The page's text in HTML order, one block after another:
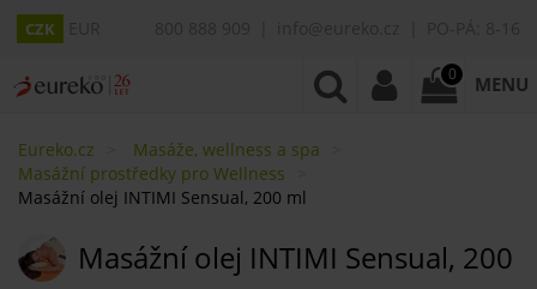
CZK
0 MENU
Eureko.cz
Masáže, wellness a spa
Masážní prostředky pro Wellness
Masážní olej INTIMI Sensual, 200 ml
Masážní olej INTIMI Sensual, 200